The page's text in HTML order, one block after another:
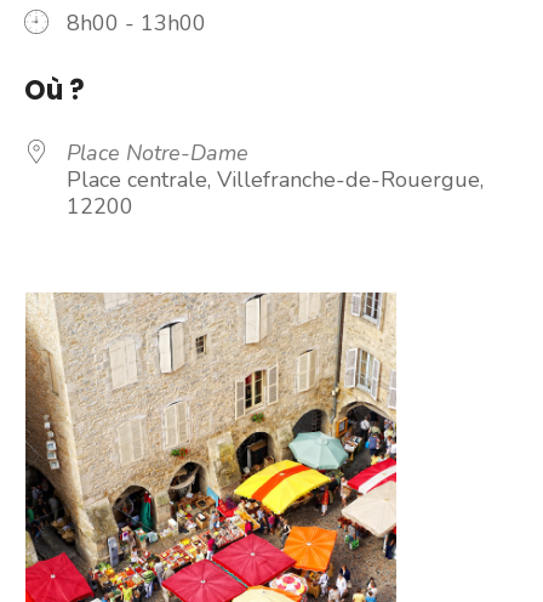
8h00 - 13h00
Où ?
Place Notre-Dame
Place centrale, Villefranche-de-Rouergue,
12200